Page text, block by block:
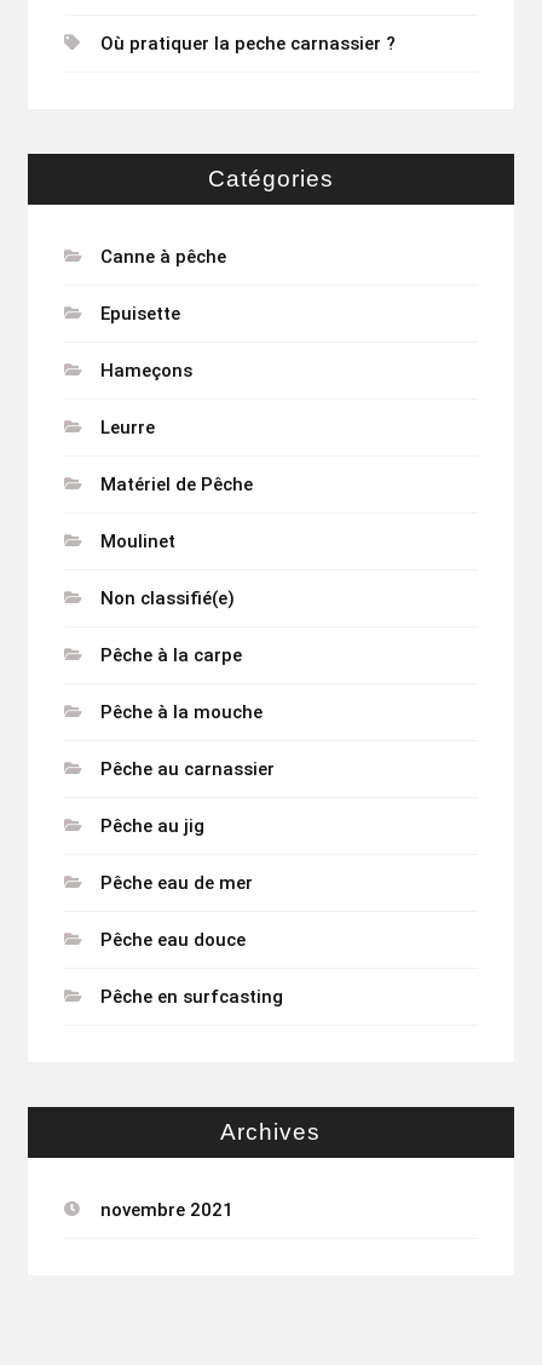
Où pratiquer la peche carnassier ?
Catégories
Canne à pêche
Epuisette
Hameçons
Leurre
Matériel de Pêche
Moulinet
Non classifié(e)
Pêche à la carpe
Pêche à la mouche
Pêche au carnassier
Pêche au jig
Pêche eau de mer
Pêche eau douce
Pêche en surfcasting
Archives
novembre 2021